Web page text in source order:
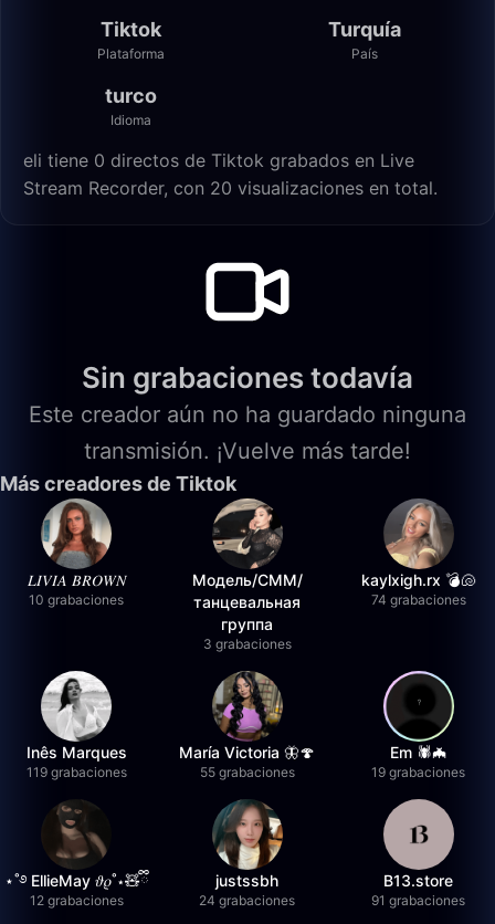
Tiktok
Plataforma
Turquía
País
turco
Idioma
eli tiene 0 directos de Tiktok grabados en Live
Stream Recorder, con 20 visualizaciones en total.
Sin grabaciones todavía
Este creador aún no ha guardado ninguna
transmisión. ¡Vuelve más tarde!
Más creadores de Tiktok
𝐿𝐼𝑉𝐼𝐴 𝐵𝑅𝑂𝑊𝑁
10 grabaciones
Модель/СММ/
танцевальная
группа
3 grabaciones
kaylxigh.rx 💣🐚
74 grabaciones
Inês Marques
119 grabaciones
María Victoria 🦋🍄
55 grabaciones
Em 🕷️🦇
19 grabaciones
⋆˚࿔ EllieMay 𝜗𝜚˚⋆🧸ྀི
12 grabaciones
justssbh
24 grabaciones
B13.store
91 grabaciones